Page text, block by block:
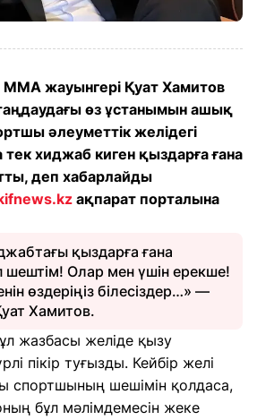
жауынгері Қуат Хамитов
өз ұстанымын ашық
әлеуметтік желідегі
хиджаб киген қыздарға ғана
деп хабарлайды
ақпарат порталына
қыздарға ғана
шештім! Олар мен үшін ерекше!
өздеріңіз білесіздер…» —
Хамитов.
жазбасы желіде қызу
пікір туғызды. Кейбір желі
спортшының шешімін қолдаса,
оның бұл мәлімдемесін жеке